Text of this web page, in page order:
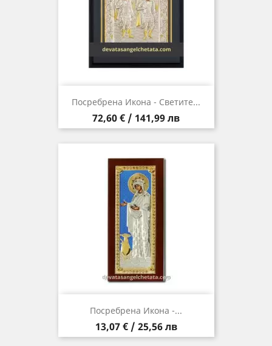
Посребрена Икона - Светите...
Цена
72,60 € / 141,99 лв
Посребрена Икона -...
Цена
13,07 € / 25,56 лв